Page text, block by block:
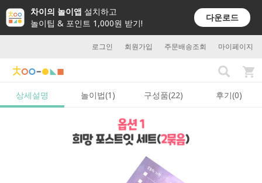
차이의 놀이앱 설치하고
놀이팁 & 포인트 1,000원 받기!
다운로드
로그인 회원가입 주문배송조회 마이페이지
상세설명 놀이법(1) 구성품(22) 후기(0)